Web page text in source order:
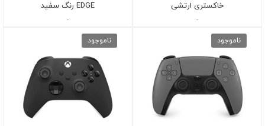
خاکستری ارتشی
-
EDGE رنگ سفید
-
ناموجود ناموجود